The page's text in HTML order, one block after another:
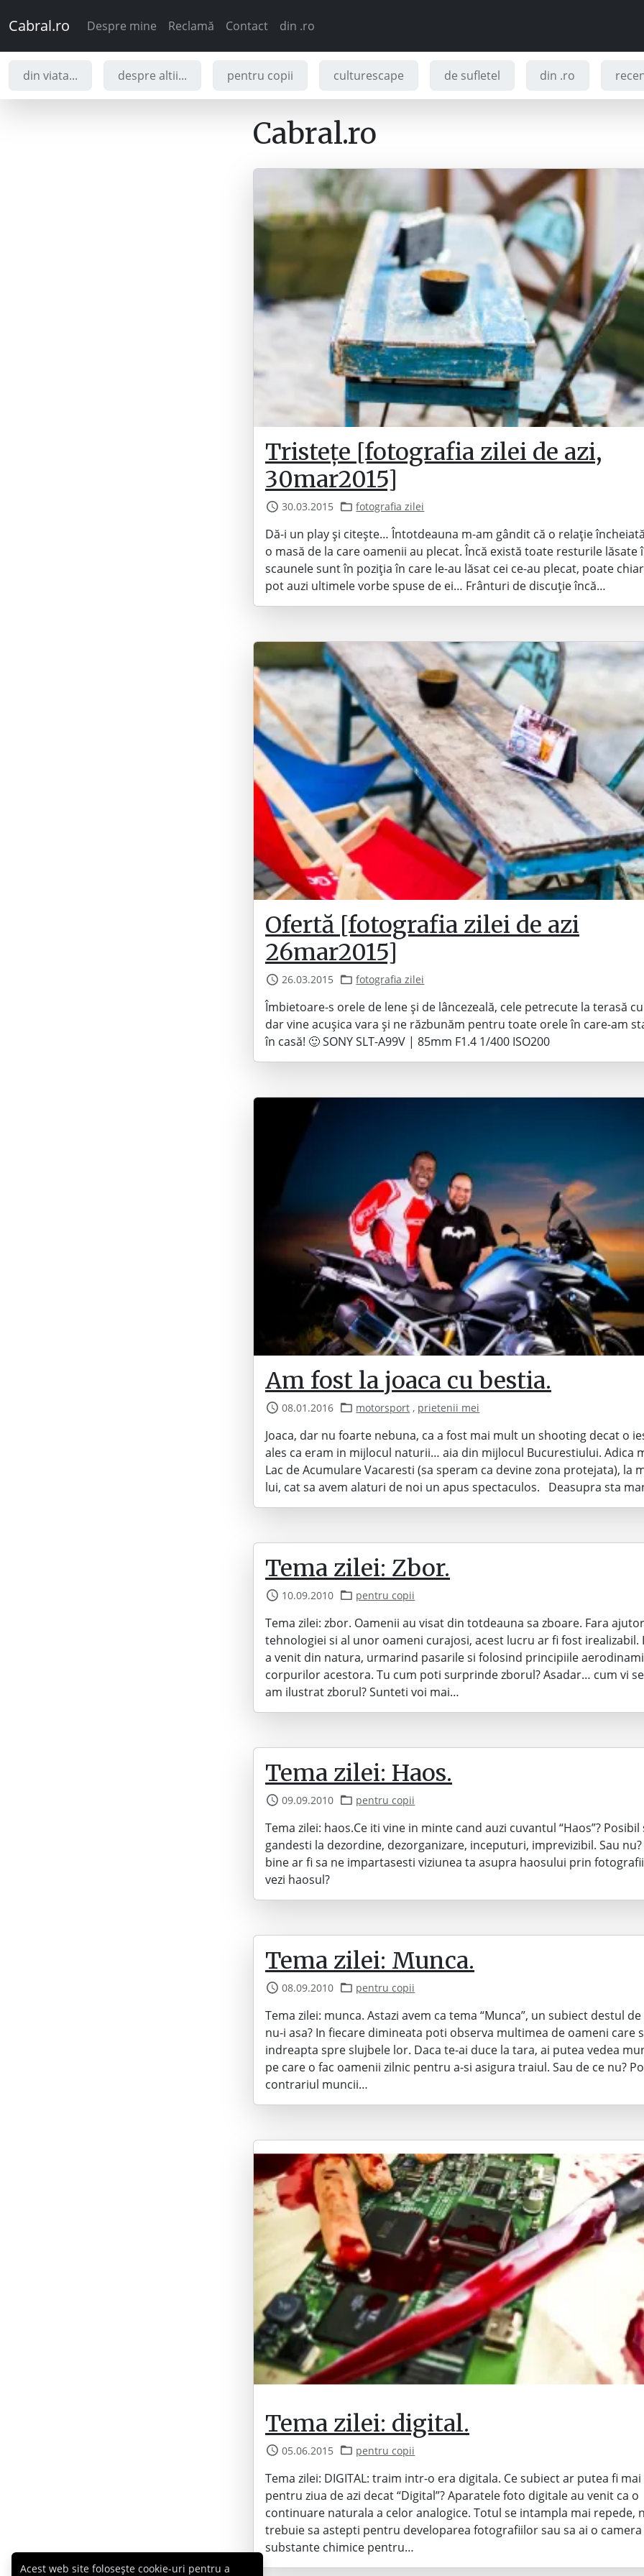
Cabral.ro Despre mine Reclamă Contact din .ro
din viata... despre altii... pentru copii culturescape de sufletel din .ro
Cabral.ro
Tristețe [fotografia zilei de azi,
30mar2015]
30.03.2015 fotografia zilei
Dă-i un play și citește… Întotdeauna m-am gândit că o relație
o masă de la care oamenii au plecat. Încă există toate resturile lăsate
scaunele sunt în poziția în care le-au lăsat cei ce-au plecat, poate
pot auzi ultimele vorbe spuse de ei… Frânturi de discuție încă…
Ofertă [fotografia zilei de azi
26mar2015]
26.03.2015 fotografia zilei
Îmbietoare-s orele de lene și de lâncezeală, cele petrecute la terasă
dar vine acușica vara și ne răzbunăm pentru toate orele în care-am
în casă! 🙂 SONY SLT-A99V | 85mm F1.4 1/400 ISO200
Am fost la joaca cu bestia.
08.01.2016 motorsport , prietenii mei
Joaca, dar nu foarte nebuna, ca a fost mai mult un shooting decat o
ales ca eram in mijlocul naturii… aia din mijlocul Bucurestiului. Adica
Lac de Acumulare Vacaresti (sa speram ca devine zona protejata), la
lui, cat sa avem alaturi de noi un apus spectaculos. Deasupra sta
Tema zilei: Zbor.
10.09.2010 pentru copii
Tema zilei: zbor. Oamenii au visat din totdeauna sa zboare. Fara
tehnologiei si al unor oameni curajosi, acest lucru ar fi fost irealizabil.
a venit din natura, urmarind pasarile si folosind principiile
corpurilor acestora. Tu cum poti surprinde zborul? Asadar… cum vi
am ilustrat zborul? Sunteti voi mai…
Tema zilei: Haos.
09.09.2010 pentru copii
Tema zilei: haos.Ce iti vine in minte cand auzi cuvantul “Haos”? Posibil
gandesti la dezordine, dezorganizare, inceputuri, imprevizibil. Sau nu?
bine ar fi sa ne impartasesti viziunea ta asupra haosului prin
vezi haosul?
Tema zilei: Munca.
08.09.2010 pentru copii
Tema zilei: munca. Astazi avem ca tema “Munca”, un subiect destul
nu-i asa? In fiecare dimineata poti observa multimea de oameni care
indreapta spre slujbele lor. Daca te-ai duce la tara, ai putea vedea
pe care o fac oamenii zilnic pentru a-si asigura traiul. Sau de ce nu?
contrariul muncii…
Tema zilei: digital.
05.06.2015 pentru copii
Tema zilei: DIGITAL: traim intr-o era digitala. Ce subiect ar putea fi
pentru ziua de azi decat “Digital”? Aparatele foto digitale au venit ca o
continuare naturala a celor analogice. Totul se intampla mai repede,
trebuie sa astepti pentru developarea fotografiilor sau sa ai o
substante chimice pentru…
Acest web site folosește cookie-uri pentru a